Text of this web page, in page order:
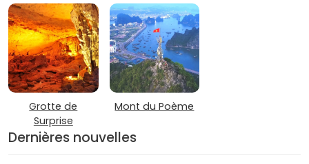
Grotte de
Surprise
Mont du Poème
Dernières nouvelles